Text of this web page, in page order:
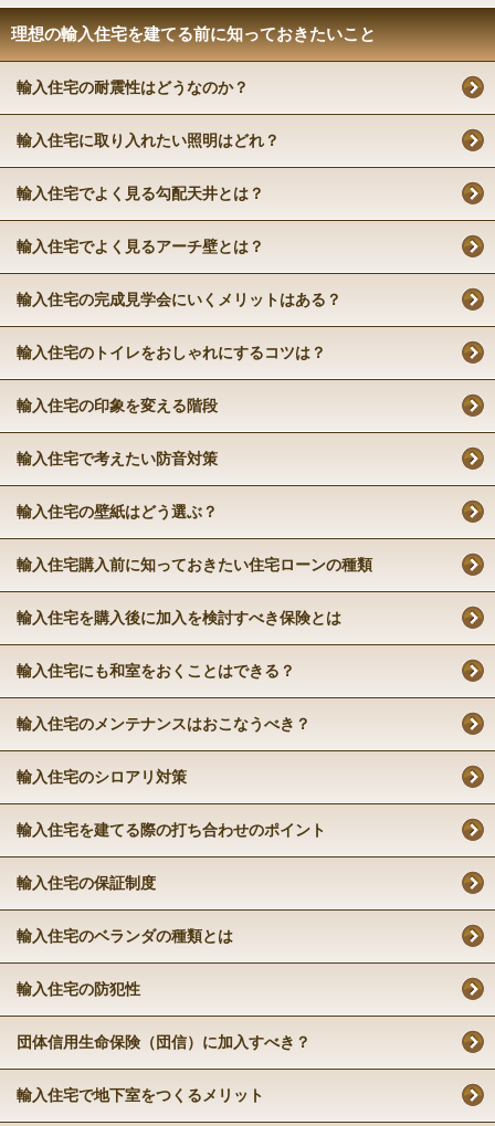
理想の輸入住宅を建てる前に知っておきたいこと
輸入住宅の耐震性はどうなのか？
輸入住宅に取り入れたい照明はどれ？
輸入住宅でよく見る勾配天井とは？
輸入住宅でよく見るアーチ壁とは？
輸入住宅の完成見学会にいくメリットはある？
輸入住宅のトイレをおしゃれにするコツは？
輸入住宅の印象を変える階段
輸入住宅で考えたい防音対策
輸入住宅の壁紙はどう選ぶ？
輸入住宅購入前に知っておきたい住宅ローンの種類
輸入住宅を購入後に加入を検討すべき保険とは
輸入住宅にも和室をおくことはできる？
輸入住宅のメンテナンスはおこなうべき？
輸入住宅のシロアリ対策
輸入住宅を建てる際の打ち合わせのポイント
輸入住宅の保証制度
輸入住宅のベランダの種類とは
輸入住宅の防犯性
団体信用生命保険（団信）に加入すべき？
輸入住宅で地下室をつくるメリット